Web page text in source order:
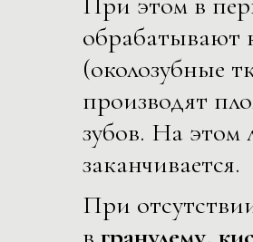
обрабатывают
(околозубные
производят
зубов. На этом
заканчивается.
При